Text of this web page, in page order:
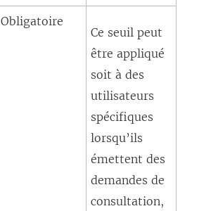
Obligatoire
Ce seuil peut
être appliqué
soit à des
utilisateurs
spécifiques
lorsqu’ils
émettent des
demandes de
consultation,